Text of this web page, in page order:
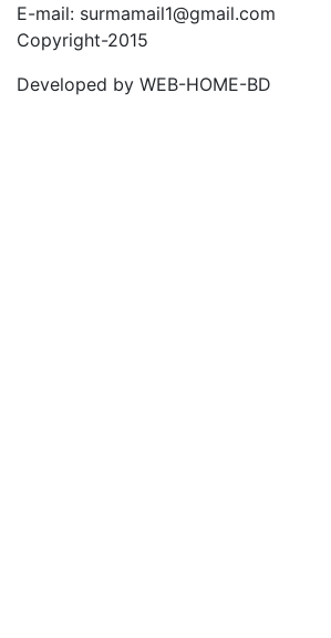
E-mail: surmamail1@gmail.com
Copyright-2015
Developed by WEB-HOME-BD